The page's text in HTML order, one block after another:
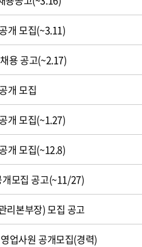
개 모집(~3.11)
용 공고(~2.17)
개 모집
개 모집(~1.27)
개 모집(~12.8)
모집 공고(~11/27)
리본부장) 모집 공고
업사원 공개모집(경력)